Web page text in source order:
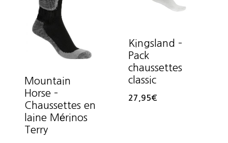
Mountain
Horse –
Chaussettes en
laine Mérinos
Terry
Kingsland –
Pack
chaussettes
classic
27,95€